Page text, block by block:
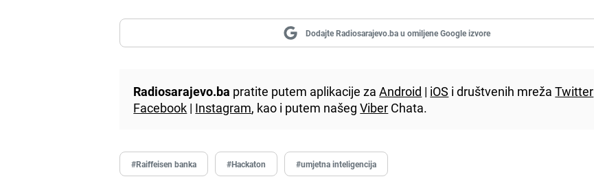
Dodajte Radiosarajevo.ba u omiljene Google izvore
Radiosarajevo.ba pratite putem aplikacije zaAndroid | iOS i društvenih mrežaTwitter
Facebook | Instagram, kao i putem našegViber Chata.
#Raiffeisen banka #Hackaton #umjetna inteligencija